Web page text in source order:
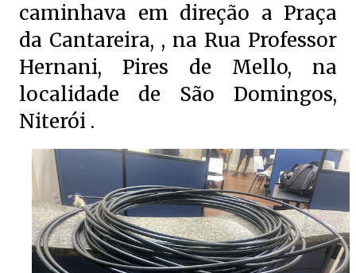
caminhava em direção a Praça
da Cantareira, , na Rua Professor
Hernani, Pires de Mello, na
localidade de São Domingos,
Niterói .